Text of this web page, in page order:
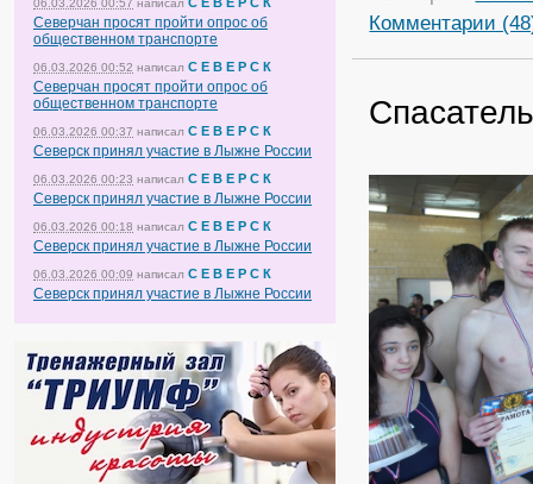
06.03.2026 00:57 написал
Северчан просят пройти опрос об
общественном транспорте
06.03.2026 00:52 написал С Е В Е Р С К
Северчан просят пройти опрос об
общественном транспорте
06.03.2026 00:37 написал С Е В Е Р С К
Северск принял участие в Лыжне России
06.03.2026 00:23 написал С Е В Е Р С К
Северск принял участие в Лыжне России
06.03.2026 00:18 написал С Е В Е Р С К
Северск принял участие в Лыжне России
06.03.2026 00:09 написал С Е В Е Р С К
Северск принял участие в Лыжне России
Комментарии